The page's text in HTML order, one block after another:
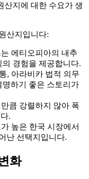
산지에 대한 수요가 생
산지입니다:
에티오피아의 내추
경험을 제공합니다.
, 아라비카 법적 의무
하기 좋은 스토리가
큼 강렬하지 않아 폭
.
높은 한국 시장에서
난 선택지입니다.
화